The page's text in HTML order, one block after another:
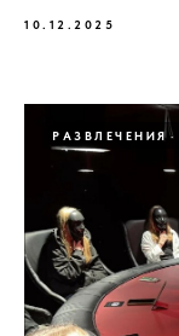
10.12.2025
РАЗВЛЕЧЕНИЯ